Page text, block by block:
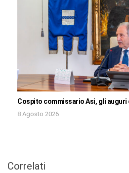
Cospito commissario Asi, gli auguri
8 Agosto 2026
Correlati